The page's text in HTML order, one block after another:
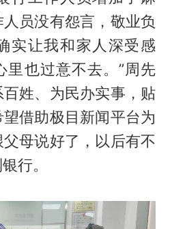
员没有怨言，敬业负
实让我和家人深受感
里也过意不去。”周先
姓、为民办实事，贴
借助极目新闻平台为
母说好了，以后有不
行。